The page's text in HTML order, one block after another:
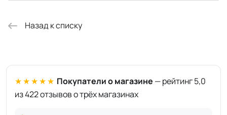
Назад к списку
★★★★★ Покупатели о магазине — рейтинг 5,0
из 422 отзывов о трёх магазинах